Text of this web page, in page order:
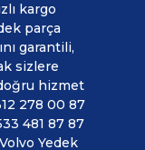
kargo
parça
garantili,
sizlere
hizmet
278 00 87
481 87 87
Yedek